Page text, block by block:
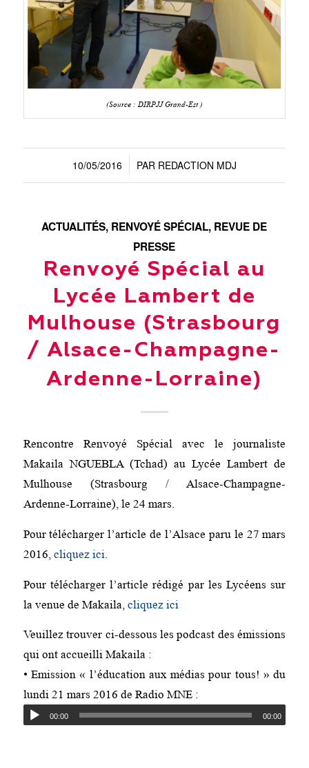
(Source : DIRPJJ Grand-Est )
10/05/2016
/ PAR REDACTION MDJ
ACTUALITÉS, RENVOYÉ SPÉCIAL, REVUE DE
PRESSE
Renvoyé Spécial au
Lycée Lambert de
Mulhouse (Strasbourg
/ Alsace-Champagne-
Ardenne-Lorraine)
Rencontre Renvoyé Spécial avec le journaliste
Makaila NGUEBLA (Tchad) au Lycée Lambert de
Mulhouse (Strasbourg / Alsace-Champagne-
Ardenne-Lorraine), le 24 mars.
Pour télécharger l’article de l’Alsace paru le 27 mars
2016, cliquez ici.
Pour télécharger l’article rédigé par les Lycéens sur
la venue de Makaila, cliquez ici
Veuillez trouver ci-dessous les podcast des émissions
qui ont accueilli Makaila:
• Emission « l’éducation aux médias pour tous! » du
lundi 21 mars 2016 de Radio MNE :
00:00 00:00